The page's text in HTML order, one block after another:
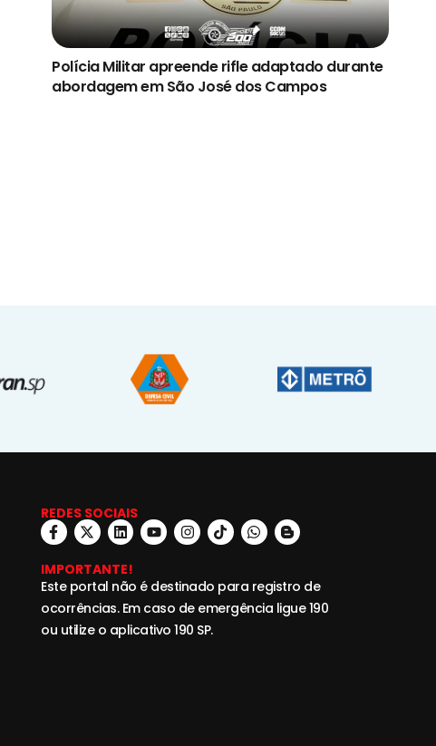
Polícia Militar apreende rifle adaptado durante
abordagem em São José dos Campos
REDES SOCIAIS
IMPORTANTE!
Este portal não é destinado para registro de
ocorrências. Em caso de emergência ligue 190
ou utilize o aplicativo 190 SP.